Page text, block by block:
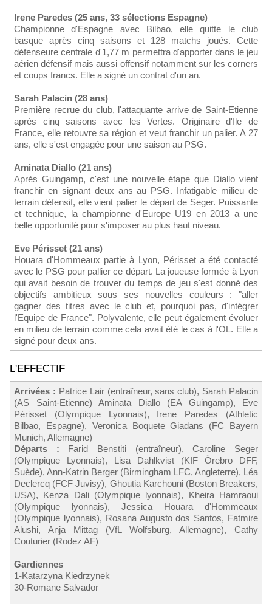
Irene Paredes (25 ans, 33 sélections Espagne)
Championne d'Espagne avec Bilbao, elle quitte le club
basque après cinq saisons et 128 matchs joués. Cette
défenseure centrale d'1,77 m permettra d'apporter dans le jeu
aérien défensif mais aussi offensif notamment sur les corners
et coups francs. Elle a signé un contrat d'un an.
Sarah Palacin (28 ans)
Première recrue du club, l'attaquante arrive de Saint-Etienne
après cinq saisons avec les Vertes. Originaire d'Ile de
France, elle retouvre sa région et veut franchir un palier. A 27
ans, elle s'est engagée pour une saison au PSG.
Aminata Diallo (21 ans)
Après Guingamp, c'est une nouvelle étape que Diallo vient
franchir en signant deux ans au PSG. Infatigable milieu de
terrain défensif, elle vient palier le départ de Seger. Puissante
et technique, la championne d'Europe U19 en 2013 a une
belle opportunité pour s'imposer au plus haut niveau.
Eve Périsset (21 ans)
Houara d'Hommeaux partie à Lyon, Périsset a été contacté
avec le PSG pour pallier ce départ. La joueuse formée à Lyon
qui avait besoin de trouver du temps de jeu s'est donné des
objectifs ambitieux sous ses nouvelles couleurs : "aller
gagner des titres avec le club et, pourquoi pas, d'intégrer
l'Equipe de France". Polyvalente, elle peut également évoluer
en milieu de terrain comme cela avait été le cas à l'OL. Elle a
signé pour deux ans.
L'EFFECTIF
Arrivées : Patrice Lair (entraîneur, sans club), Sarah Palacin
(AS Saint-Etienne) Aminata Diallo (EA Guingamp), Eve
Périsset (Olympique Lyonnais), Irene Paredes (Athletic
Bilbao, Espagne), Veronica Boquete Giadans (FC Bayern
Munich, Allemagne)
Départs : Farid Benstiti (entraîneur), Caroline Seger
(Olympique Lyonnais), Lisa Dahlkvist (KIF Örebro DFF,
Suède), Ann-Katrin Berger (Birmingham LFC, Angleterre), Léa
Declercq (FCF Juvisy), Ghoutia Karchouni (Boston Breakers,
USA), Kenza Dali (Olympique lyonnais), Kheira Hamraoui
(Olympique lyonnais), Jessica Houara d'Hommeaux
(Olympique lyonnais), Rosana Augusto dos Santos, Fatmire
Alushi, Anja Mittag (VfL Wolfsburg, Allemagne), Cathy
Couturier (Rodez AF)
Gardiennes
1-Katarzyna Kiedrzynek
30-Romane Salvador